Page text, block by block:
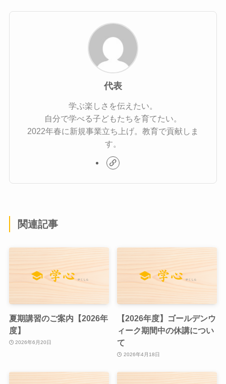
代表
学ぶ楽しさを伝えたい。
自分で学べる子どもたちを育てたい。
2022年春に新規事業立ち上げ。教育で貢献しま
す。
関連記事
夏期講習のご案内【2026年
度】
2026年6月20日
【2026年度】ゴールデンウ
ィーク期間中の休講につい
て
2026年4月18日